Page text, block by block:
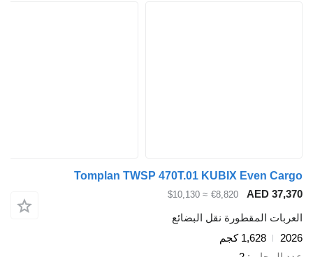
Tomplan TWSP 470T.01 KUBIX Even Cargo
AED 37,370
€8,820
≈ $10,130
العربات المقطورة نقل البضائع
2026
1,628 كجم